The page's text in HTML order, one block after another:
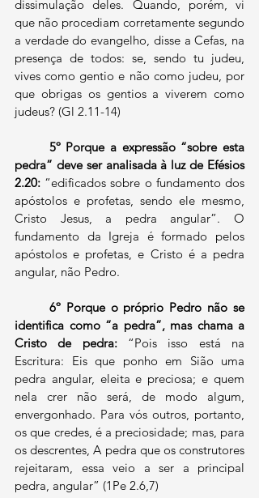
dissimulação deles. Quando, porém, vi
que não procediam corretamente segundo
a verdade do evangelho, disse a Cefas, na
presença de todos: se, sendo tu judeu,
vives como gentio e não como judeu, por
que obrigas os gentios a viverem como
judeus? (Gl 2.11-14)
5º Porque a expressão “sobre esta
pedra” deve ser analisada à luz de Efésios
2.20: “edificados sobre o fundamento dos
apóstolos e profetas, sendo ele mesmo,
Cristo Jesus, a pedra angular”. O
fundamento da Igreja é formado pelos
apóstolos e profetas, e Cristo é a pedra
angular, não Pedro.
6º Porque o próprio Pedro não se
identifica como “a pedra”, mas chama a
Cristo de pedra: “Pois isso está na
Escritura: Eis que ponho em Sião uma
pedra angular, eleita e preciosa; e quem
nela crer não será, de modo algum,
envergonhado. Para vós outros, portanto,
os que credes, é a preciosidade; mas, para
os descrentes, A pedra que os construtores
rejeitaram, essa veio a ser a principal
pedra, angular” (1Pe 2.6,7)